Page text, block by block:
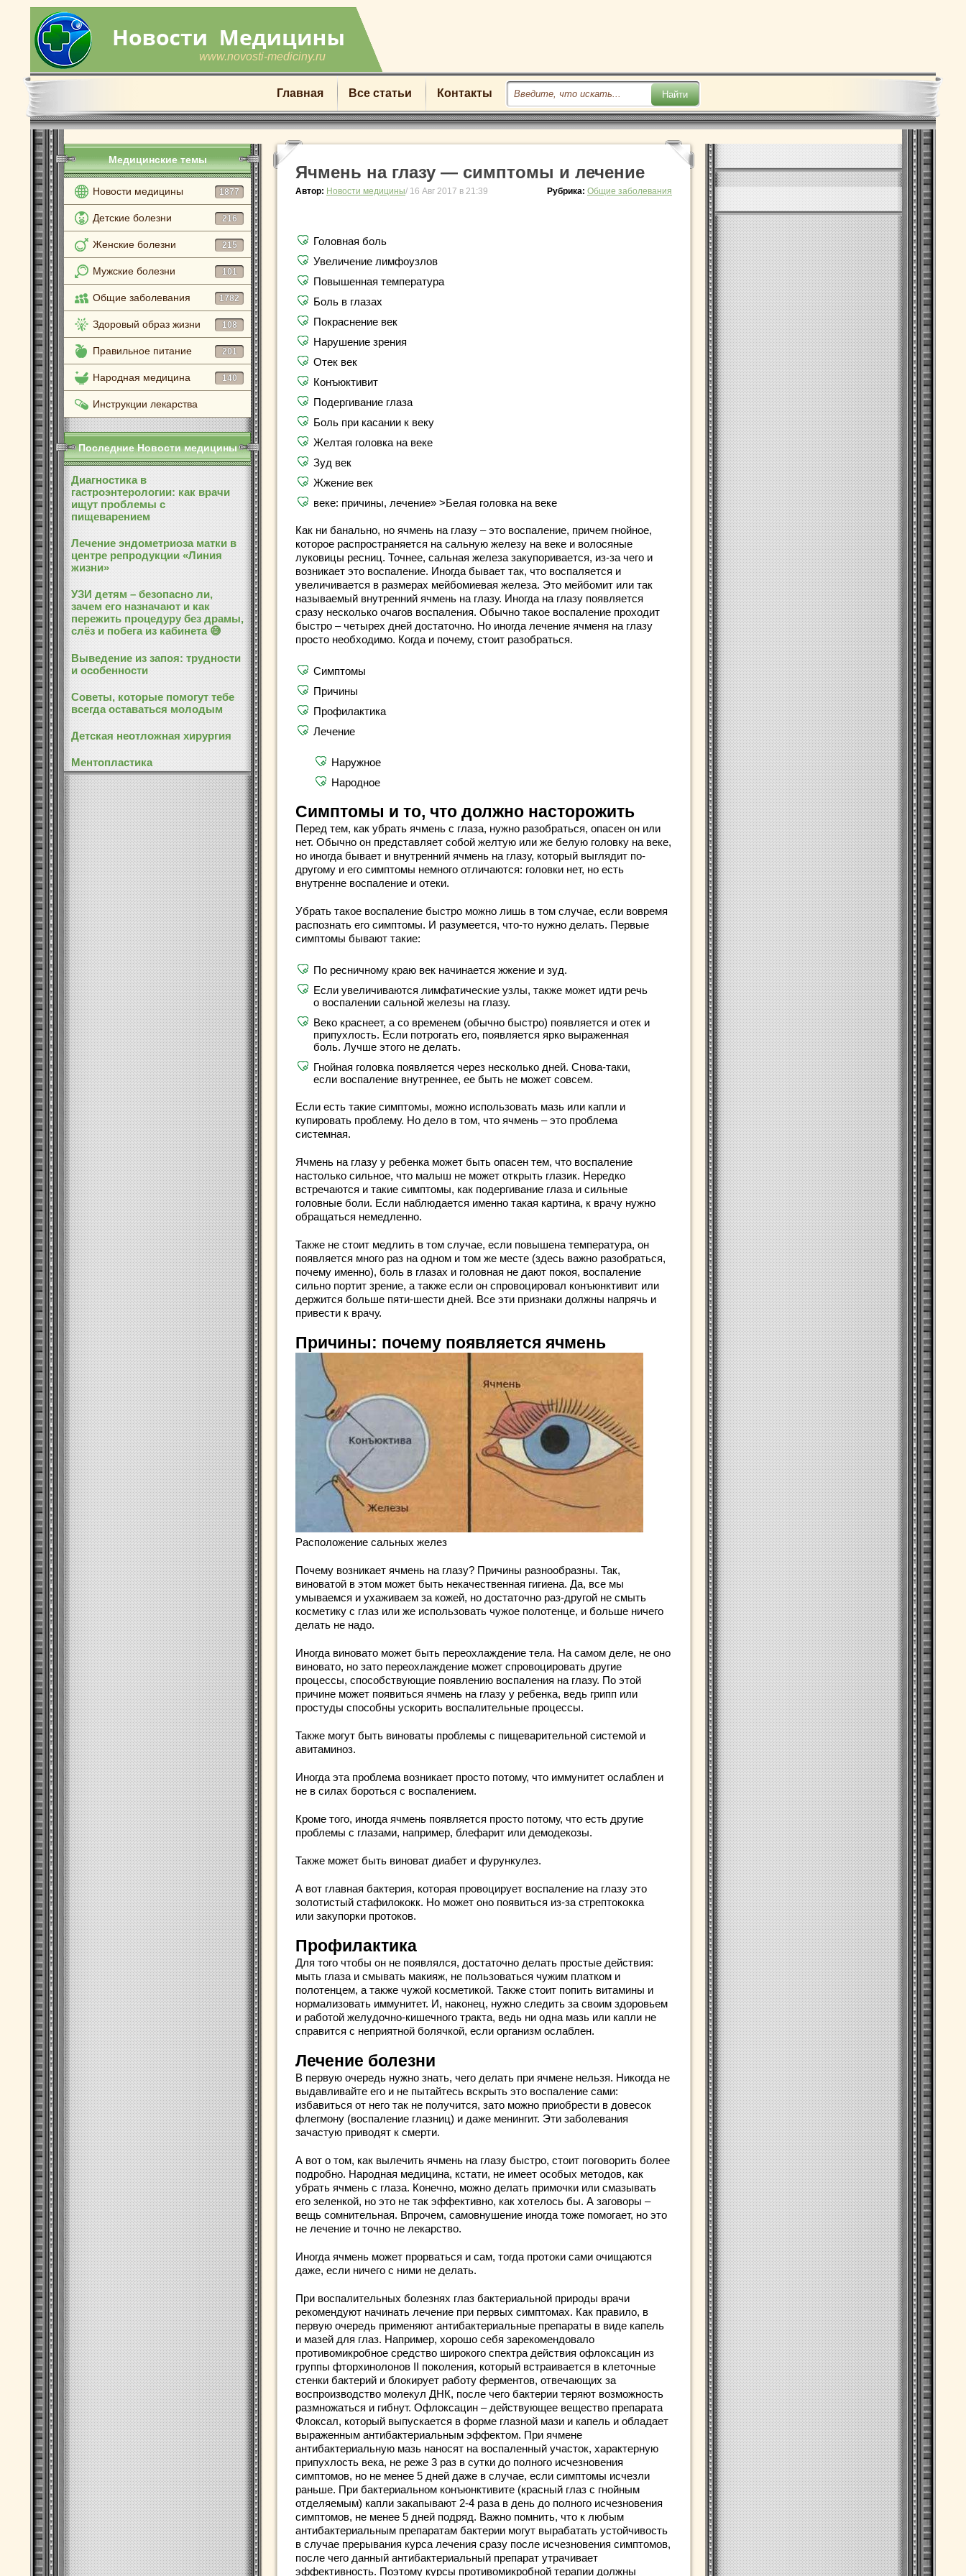
www.novosti-mediciny.ru
Главная Все статьи Контакты
Медицинские темы
Новости медицины 1877
Детские болезни 216
Женские болезни 215
Мужские болезни 101
Общие заболевания 1782
Здоровый образ жизни 108
Правильное питание 201
Народная медицина 140
Инструкции лекарства
Последние Новости медицины
Диагностика в
гастроэнтерологии: как врачи
ищут проблемы с
пищеварением
Лечение эндометриоза матки в
центре репродукции «Линия
жизни»
УЗИ детям – безопасно ли,
зачем его назначают и как
пережить процедуру без драмы,
слёз и побега из кабинета 😅
Выведение из запоя: трудности
и особенности
Советы, которые помогут тебе
всегда оставаться молодым
Детская неотложная хирургия
Ментопластика
Ячмень на глазу — симптомы и лечение
Автор: Новости медицины/ 16 Авг 2017 в 21:39 Рубрика: Общие заболевания
Головная боль
Увеличение лимфоузлов
Повышенная температура
Боль в глазах
Покраснение век
Нарушение зрения
Отек век
Конъюктивит
Подергивание глаза
Боль при касании к веку
Желтая головка на веке
Зуд век
Жжение век
веке: причины, лечение» >Белая головка на веке
Как ни банально, но ячмень на глазу – это воспаление, причем гнойное,
которое распространяется на сальную железу на веке и волосяные
луковицы ресниц. Точнее, сальная железа закупоривается, из-за чего и
возникает это воспаление. Иногда бывает так, что воспаляется и
увеличивается в размерах мейбомиевая железа. Это мейбомит или так
называемый внутренний ячмень на глазу. Иногда на глазу появляется
сразу несколько очагов воспаления. Обычно такое воспаление проходит
быстро – четырех дней достаточно. Но иногда лечение ячменя на глазу
просто необходимо. Когда и почему, стоит разобраться.
Симптомы
Причины
Профилактика
Лечение
Наружное
Народное
Симптомы и то, что должно насторожить
Перед тем, как убрать ячмень с глаза, нужно разобраться, опасен он или
нет. Обычно он представляет собой желтую или же белую головку на веке,
но иногда бывает и внутренний ячмень на глазу, который выглядит по-
другому и его симптомы немного отличаются: головки нет, но есть
внутренне воспаление и отеки.
Убрать такое воспаление быстро можно лишь в том случае, если вовремя
распознать его симптомы. И разумеется, что-то нужно делать. Первые
симптомы бывают такие:
По ресничному краю век начинается жжение и зуд.
Если увеличиваются лимфатические узлы, также может идти речь
о воспалении сальной железы на глазу.
Веко краснеет, а со временем (обычно быстро) появляется и отек и
припухлость. Если потрогать его, появляется ярко выраженная
боль. Лучше этого не делать.
Гнойная головка появляется через несколько дней. Снова-таки,
если воспаление внутреннее, ее быть не может совсем.
Если есть такие симптомы, можно использовать мазь или капли и
купировать проблему. Но дело в том, что ячмень – это проблема
системная.
Ячмень на глазу у ребенка может быть опасен тем, что воспаление
настолько сильное, что малыш не может открыть глазик. Нередко
встречаются и такие симптомы, как подергивание глаза и сильные
головные боли. Если наблюдается именно такая картина, к врачу нужно
обращаться немедленно.
Также не стоит медлить в том случае, если повышена температура, он
появляется много раз на одном и том же месте (здесь важно разобраться,
почему именно), боль в глазах и головная не дают покоя, воспаление
сильно портит зрение, а также если он спровоцировал конъюнктивит или
держится больше пяти-шести дней. Все эти признаки должны напрячь и
привести к врачу.
Причины: почему появляется ячмень
Расположение сальных желез
Почему возникает ячмень на глазу? Причины разнообразны. Так,
виноватой в этом может быть некачественная гигиена. Да, все мы
умываемся и ухаживаем за кожей, но достаточно раз-другой не смыть
косметику с глаз или же использовать чужое полотенце, и больше ничего
делать не надо.
Иногда виновато может быть переохлаждение тела. На самом деле, не оно
виновато, но зато переохлаждение может спровоцировать другие
процессы, способствующие появлению воспаления на глазу. По этой
причине может появиться ячмень на глазу у ребенка, ведь грипп или
простуды способны ускорить воспалительные процессы.
Также могут быть виноваты проблемы с пищеварительной системой и
авитаминоз.
Иногда эта проблема возникает просто потому, что иммунитет ослаблен и
не в силах бороться с воспалением.
Кроме того, иногда ячмень появляется просто потому, что есть другие
проблемы с глазами, например, блефарит или демодекозы.
Также может быть виноват диабет и фурункулез.
А вот главная бактерия, которая провоцирует воспаление на глазу это
золотистый стафилококк. Но может оно появиться из-за стрептококка
или закупорки протоков.
Профилактика
Для того чтобы он не появлялся, достаточно делать простые действия:
мыть глаза и смывать макияж, не пользоваться чужим платком и
полотенцем, а также чужой косметикой. Также стоит попить витамины и
нормализовать иммунитет. И, наконец, нужно следить за своим здоровьем
и работой желудочно-кишечного тракта, ведь ни одна мазь или капли не
справится с неприятной болячкой, если организм ослаблен.
Лечение болезни
В первую очередь нужно знать, чего делать при ячмене нельзя. Никогда не
выдавливайте его и не пытайтесь вскрыть это воспаление сами:
избавиться от него так не получится, зато можно приобрести в довесок
флегмону (воспаление глазниц) и даже менингит. Эти заболевания
зачастую приводят к смерти.
А вот о том, как вылечить ячмень на глазу быстро, стоит поговорить более
подробно. Народная медицина, кстати, не имеет особых методов, как
убрать ячмень с глаза. Конечно, можно делать примочки или смазывать
его зеленкой, но это не так эффективно, как хотелось бы. А заговоры –
вещь сомнительная. Впрочем, самовнушение иногда тоже помогает, но это
не лечение и точно не лекарство.
Иногда ячмень может прорваться и сам, тогда протоки сами очищаются
даже, если ничего с ними не делать.
При воспалительных болезнях глаз бактериальной природы врачи
рекомендуют начинать лечение при первых симптомах. Как правило, в
первую очередь применяют антибактериальные препараты в виде капель
и мазей для глаз. Например, хорошо себя зарекомендовало
противомикробное средство широкого спектра действия офлоксацин из
группы фторхинолонов II поколения, который встраивается в клеточные
стенки бактерий и блокирует работу ферментов, отвечающих за
воспроизводство молекул ДНК, после чего бактерии теряют возможность
размножаться и гибнут. Офлоксацин – действующее вещество препарата
Флоксал, который выпускается в форме глазной мази и капель и обладает
выраженным антибактериальным эффектом. При ячмене
антибактериальную мазь наносят на воспаленный участок, характерную
припухлость века, не реже 3 раз в сутки до полного исчезновения
симптомов, но не менее 5 дней даже в случае, если симптомы исчезли
раньше. При бактериальном конъюнктивите (красный глаз с гнойным
отделяемым) капли закапывают 2-4 раза в день до полного исчезновения
симптомов, не менее 5 дней подряд. Важно помнить, что к любым
антибактериальным препаратам бактерии могут вырабатать устойчивость
в случае прерывания курса лечения сразу после исчезновения симптомов,
после чего данный антибактериальный препарат утрачивает
эффективность. Поэтому курсы противомикробной терапии должны